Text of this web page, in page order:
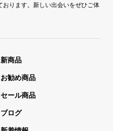
ります。新しい出会いをぜひご体
新商品
お勧め商品
セール商品
ブログ